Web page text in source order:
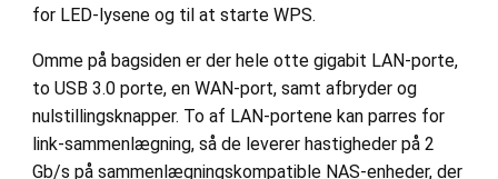
for LED-lysene og til at starte WPS.
Omme på bagsiden er der hele otte gigabit LAN-porte,
to USB 3.0 porte, en WAN-port, samt afbryder og
nulstillingsknapper. To af LAN-portene kan parres for
link-sammenlægning, så de leverer hastigheder på 2
Gb/s på sammenlægningskompatible NAS-enheder, der